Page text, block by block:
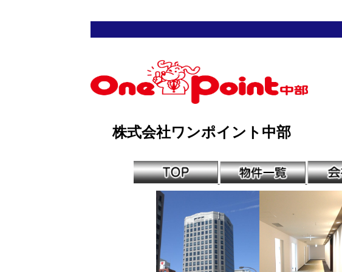
株式会社ワンポイント中部